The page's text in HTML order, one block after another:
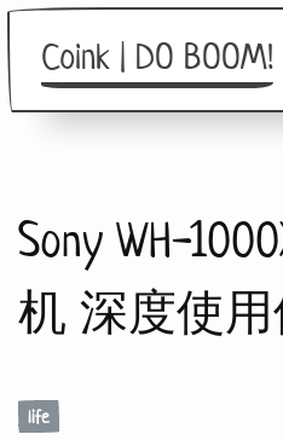
Coink | DO BOOM!
Sony WH-
机 深度使
life